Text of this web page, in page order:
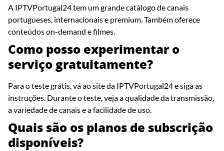
A IPTVPortugal24 tem um grande catálogo de canais
portugueses, internacionais e premium. Também oferece
conteúdos on-demand e filmes.
Como posso experimentar o
serviço gratuitamente?
Para o teste grátis, vá ao site da IPTVPortugal24 e siga as
instruções. Durante o teste, veja a qualidade da transmissão,
a variedade de canais e a facilidade de uso.
Quais são os planos de subscrição
disponíveis?